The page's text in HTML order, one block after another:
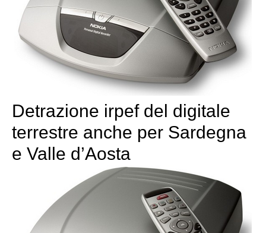
Detrazione irpef del digitale
terrestre anche per Sardegna
e Valle d’Aosta